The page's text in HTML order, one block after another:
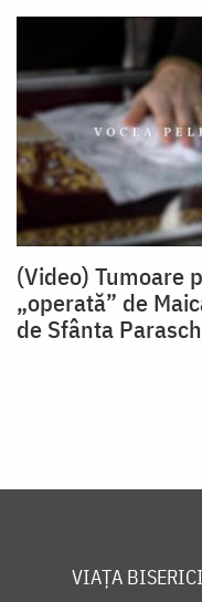
(Video) Tumoare
„operată” de
de Sfânta
VIAȚA